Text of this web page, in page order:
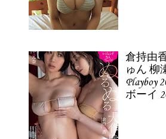
倉持由
ゅん 柳
Playboy
ボーイ